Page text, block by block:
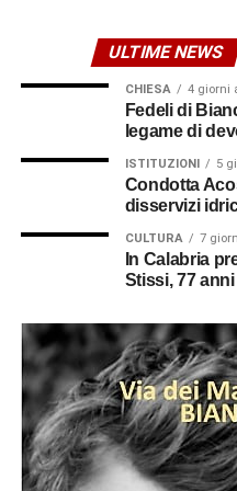
ULTIME NEWS
CHIESA 4 giorni
Fedeli di
legame di
ISTITUZIONI 5
Condotta
disservizi
CULTURA 7
In Calabria
Stissi, 77